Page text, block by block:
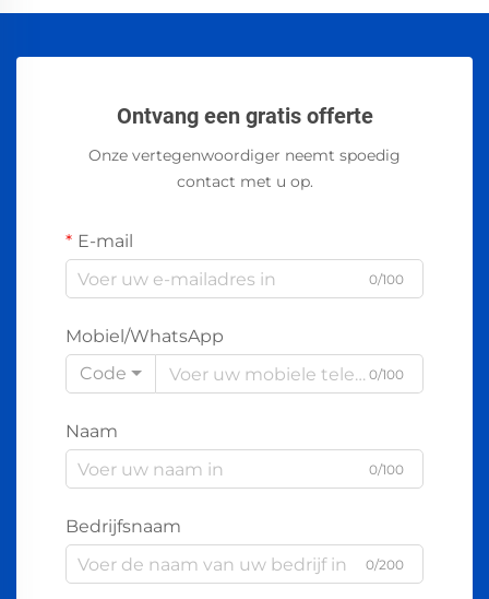
Ontvang een gratis offerte
Onze vertegenwoordiger neemt spoedig
contact met u op.
E-mail
0/100
Mobiel/WhatsApp
Code
0/100
Naam
0/100
Bedrijfsnaam
0/200